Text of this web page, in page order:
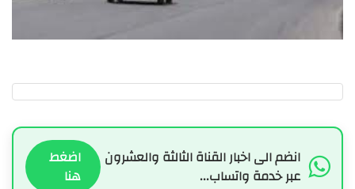
انضم الى اخبار القناة الثالثة والعشرون
عبر خدمة واتساب...
اضغط
هنا